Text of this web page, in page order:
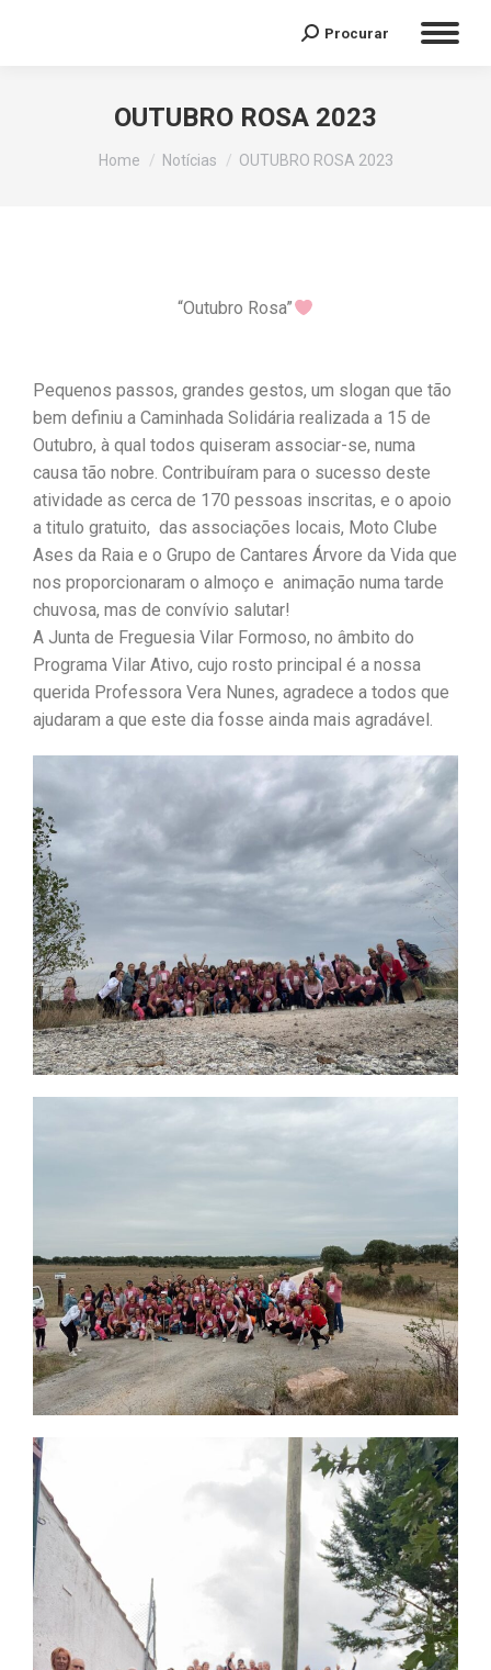
Procurar
OUTUBRO ROSA 2023
You are here:
Home Notícias OUTUBRO ROSA 2023
“Outubro Rosa”
Pequenos passos, grandes gestos, um slogan que tão
bem definiu a Caminhada Solidária realizada a 15 de
Outubro, à qual todos quiseram associar-se, numa
causa tão nobre. Contribuíram para o sucesso deste
atividade as cerca de 170 pessoas inscritas, e o apoio
a titulo gratuito, das associações locais, Moto Clube
Ases da Raia e o Grupo de Cantares Árvore da Vida que
nos proporcionaram o almoço e animação numa tarde
chuvosa, mas de convívio salutar!
A Junta de Freguesia Vilar Formoso, no âmbito do
Programa Vilar Ativo, cujo rosto principal é a nossa
querida Professora Vera Nunes, agradece a todos que
ajudaram a que este dia fosse ainda mais agradável.